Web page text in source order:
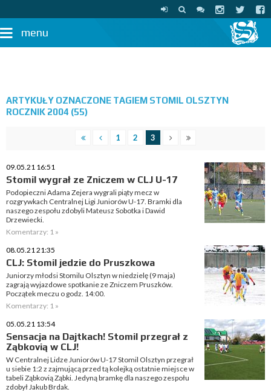
menu
ARTYKUŁY OZNACZONE TAGIEM STOMIL OLSZTYN
ROCZNIK 2004 (55)
1 2 3
09.05.21 16:51
Stomil wygrał ze Zniczem w CLJ U-17
Podopieczni Adama Zejera wygrali piąty mecz w
rozgrywkach Centralnej Ligi Juniorów U-17. Bramki dla
naszego zespołu zdobyli Mateusz Sobotka i Dawid
Drzewiecki.
Komentarzy: 1 »
08.05.21 21:35
CLJ: Stomil jedzie do Pruszkowa
Juniorzy młodsi Stomilu Olsztyn w niedzielę (9 maja)
zagrają wyjazdowe spotkanie ze Zniczem Pruszków.
Początek meczu o godz. 14:00.
Komentarzy: 1 »
05.05.21 13:54
Sensacja na Dajtkach! Stomil przegrał z
Ząbkovią w CLJ!
W Centralnej Lidze Juniorów U-17 Stomil Olsztyn przegrał
u siebie 1:2 z zajmującą przed tą kolejką ostatnie miejsce w
tabeli Ząbkovią Ząbki. Jedyną bramkę dla naszego zespołu
zdobył Jakub Brdak.